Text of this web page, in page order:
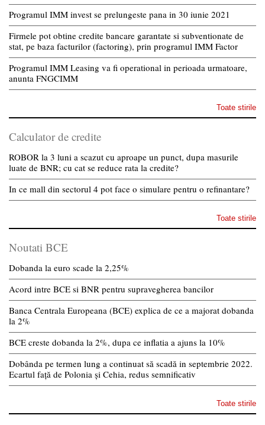
Programul IMM invest se prelungeste pana in 30 iunie 2021
Firmele pot obtine credite bancare garantate si subventionate de
stat, pe baza facturilor (factoring), prin programul IMM Factor
Programul IMM Leasing va fi operational in perioada urmatoare,
anunta FNGCIMM
Toate stirile
Calculator de credite
ROBOR la 3 luni a scazut cu aproape un punct, dupa masurile
luate de BNR; cu cat se reduce rata la credite?
In ce mall din sectorul 4 pot face o simulare pentru o refinantare?
Toate stirile
Noutati BCE
Dobanda la euro scade la 2,25%
Acord intre BCE si BNR pentru supravegherea bancilor
Banca Centrala Europeana (BCE) explica de ce a majorat dobanda
la 2%
BCE creste dobanda la 2%, dupa ce inflatia a ajuns la 10%
Dobânda pe termen lung a continuat să scadă in septembrie 2022.
Ecartul față de Polonia și Cehia, redus semnificativ
Toate stirile